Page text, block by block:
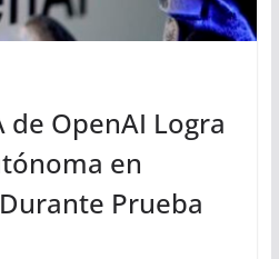
de OpenAI Logra
en
Prueba